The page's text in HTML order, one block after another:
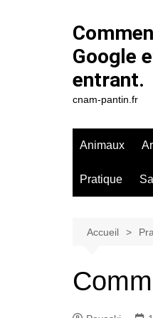
Google
entrant.
cnam-pantin.fr
Animaux
Pratique
Accueil